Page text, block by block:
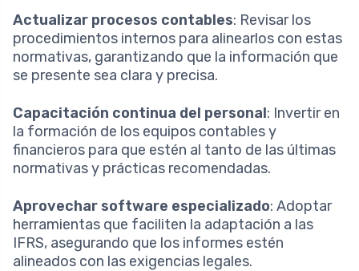
Actualizar procesos contables: Revisar los
procedimientos internos para alinearlos con estas
normativas, garantizando que la información que
se presente sea clara y precisa.
Capacitación continua del personal: Invertir en
la formación de los equipos contables y
financieros para que estén al tanto de las últimas
normativas y prácticas recomendadas.
Aprovechar software especializado: Adoptar
herramientas que faciliten la adaptación a las
IFRS, asegurando que los informes estén
alineados con las exigencias legales.